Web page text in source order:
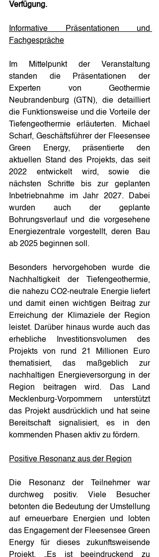
Verfügung.
Informative Präsentationen und
Fachgespräche
Im Mittelpunkt der Veranstaltung
standen die Präsentationen der
Experten von Geothermie
Neubrandenburg (GTN), die detailliert
die Funktionsweise und die Vorteile der
Tiefengeothermie erläuterten. Michael
Scharf, Geschäftsführer der Fleesensee
Green Energy, präsentierte den
aktuellen Stand des Projekts, das seit
2022 entwickelt wird, sowie die
nächsten Schritte bis zur geplanten
Inbetriebnahme im Jahr 2027. Dabei
wurden auch der geplante
Bohrungsverlauf und die vorgesehene
Energiezentrale vorgestellt, deren Bau
ab 2025 beginnen soll.
Besonders hervorgehoben wurde die
Nachhaltigkeit der Tiefengeothermie,
die nahezu CO2-neutrale Energie liefert
und damit einen wichtigen Beitrag zur
Erreichung der Klimaziele der Region
leistet. Darüber hinaus wurde auch das
erhebliche Investitionsvolumen des
Projekts von rund 21 Millionen Euro
thematisiert, das maßgeblich zur
nachhaltigen Energieversorgung in der
Region beitragen wird. Das Land
Mecklenburg-Vorpommern unterstützt
das Projekt ausdrücklich und hat seine
Bereitschaft signalisiert, es in den
kommenden Phasen aktiv zu fördern.
Positive Resonanz aus der Region
Die Resonanz der Teilnehmer war
durchweg positiv. Viele Besucher
betonten die Bedeutung der Umstellung
auf erneuerbare Energien und lobten
das Engagement der Fleesensee Green
Energy für dieses zukunftsweisende
Projekt. „Es ist beeindruckend zu